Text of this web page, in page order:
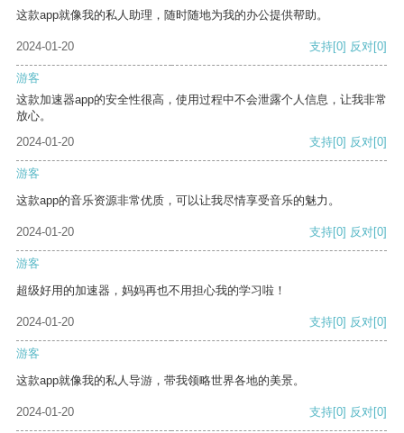
这款app就像我的私人助理，随时随地为我的办公提供帮助。
2024-01-20 支持[0] 反对[0]
游客
这款加速器app的安全性很高，使用过程中不会泄露个人信息，让我非常
放心。
2024-01-20
支持[0] 反对[0]
游客
这款app的音乐资源非常优质，可以让我尽情享受音乐的魅力。
2024-01-20 支持[0] 反对[0]
游客
超级好用的加速器，妈妈再也不用担心我的学习啦！
2024-01-20 支持[0] 反对[0]
游客
这款app就像我的私人导游，带我领略世界各地的美景。
2024-01-20 支持[0] 反对[0]